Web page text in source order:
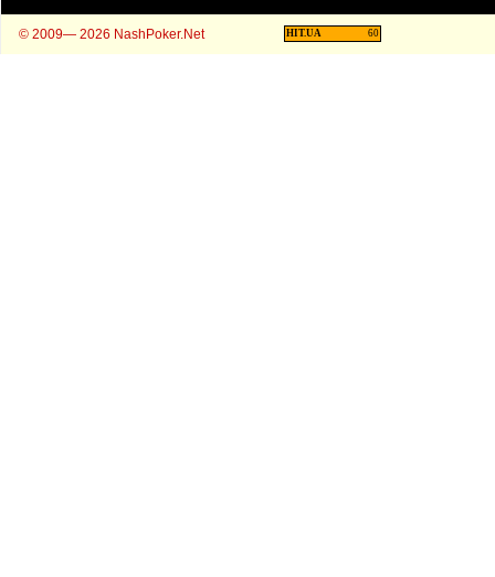
© 2009— 2026 NashPoker.Net HIT.UA 60